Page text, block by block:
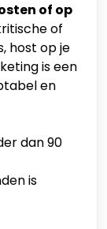
of op
of
host op je
is een
en
dan 90
is